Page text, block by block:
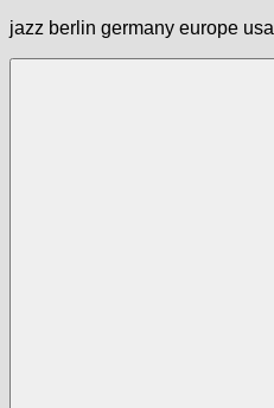
jazz berlin germany europe usa